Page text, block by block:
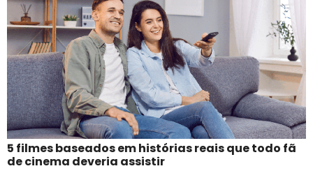
5 filmes baseados em histórias reais que todo fã
de cinema deveria assistir